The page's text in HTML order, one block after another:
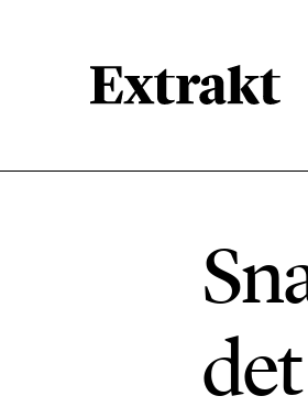
Kemikalier
Livsstil & konsumtion